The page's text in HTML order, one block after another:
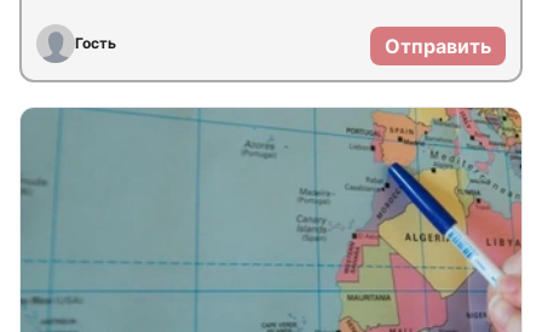
Гость Отправить